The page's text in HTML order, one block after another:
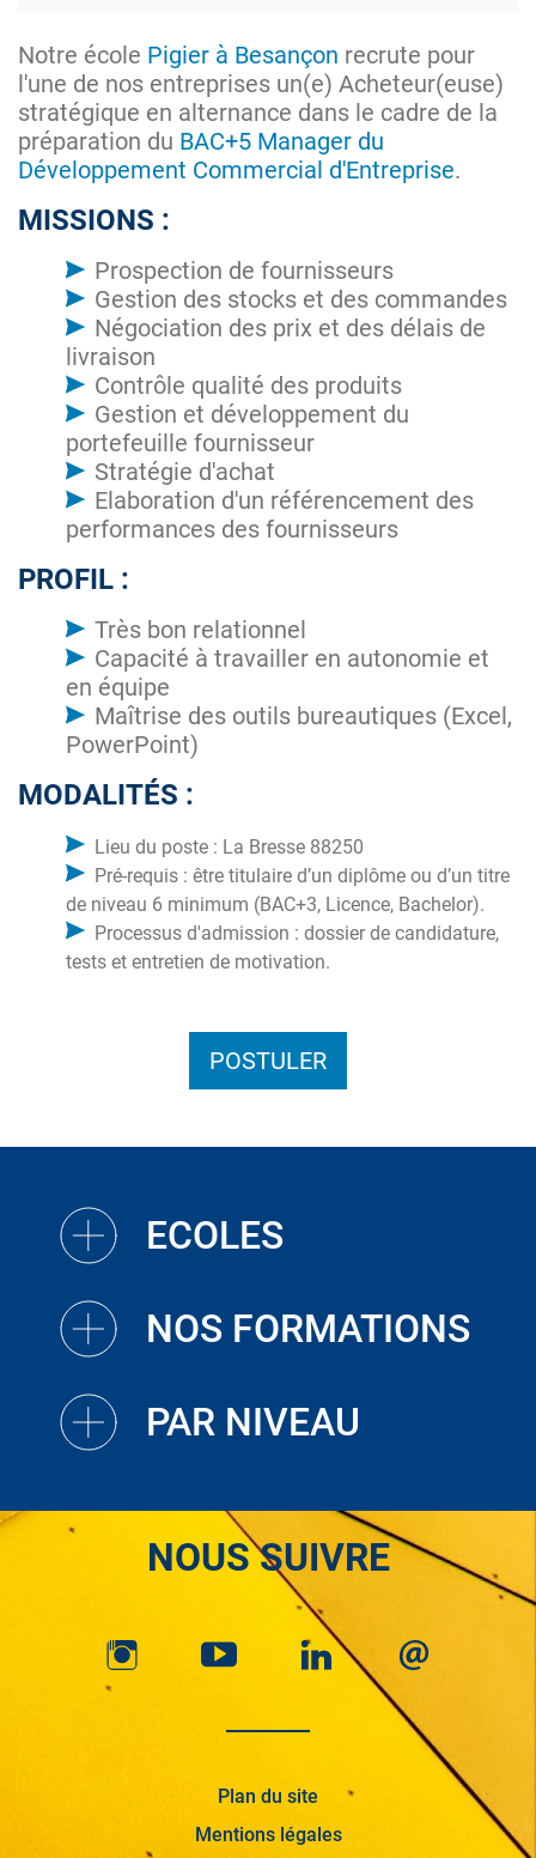
Notre école Pigier à Besançon recrute pour
l'une de nos entreprises un(e) Acheteur(euse)
stratégique en alternance dans le cadre de la
préparation du BAC+5 Manager du
Développement Commercial d'Entreprise.
MISSIONS :
Prospection de fournisseurs
Gestion des stocks et des commandes
Négociation des prix et des délais de
livraison
Contrôle qualité des produits
Gestion et développement du
portefeuille fournisseur
Stratégie d'achat
Elaboration d'un référencement des
performances des fournisseurs
PROFIL :
Très bon relationnel
Capacité à travailler en autonomie et
en équipe
Maîtrise des outils bureautiques (Excel,
PowerPoint)
MODALITÉS :
Lieu du poste : La Bresse 88250
Pré-requis : être titulaire d’un diplôme ou d’un titre
de niveau 6 minimum (BAC+3, Licence, Bachelor).
Processus d'admission : dossier de candidature,
tests et entretien de motivation.
POSTULER
ECOLES
NOS FORMATIONS
PAR NIVEAU
NOUS SUIVRE
Plan du site
Mentions légales